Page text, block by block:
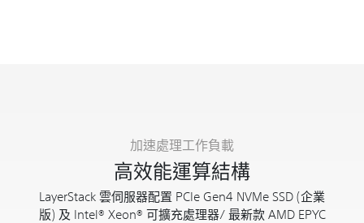
加速處理工作負載
高效能運算結構
LayerStack 雲伺服器配置 PCIe Gen4 NVMe SSD (企業
版) 及 Intel® Xeon® 可擴充處理器/ 最新款 AMD EPYC